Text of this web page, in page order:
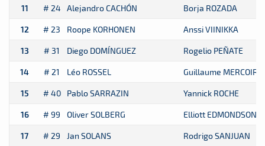
11 # 24 Alejandro CACHÓN Borja ROZADA
12 # 23 Roope KORHONEN Anssi VIINIKKA
13 # 31 Diego DOMÍNGUEZ Rogelio PEÑATE
14 # 21 Léo ROSSEL Guillaume
15 # 40 Pablo SARRAZIN Yannick ROCHE
16 # 99 Oliver SOLBERG Elliott EDMONDSON
17 # 29 Jan SOLANS Rodrigo SANJUAN